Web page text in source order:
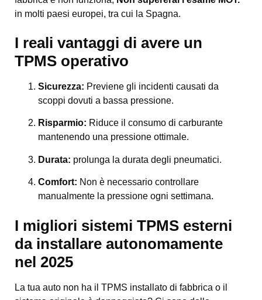
in molti paesi europei, tra cui la Spagna.
I reali vantaggi di avere un
TPMS operativo
Sicurezza: Previene gli incidenti causati da
scoppi dovuti a bassa pressione.
Risparmio: Riduce il consumo di carburante
mantenendo una pressione ottimale.
Durata: prolunga la durata degli pneumatici.
Comfort: Non è necessario controllare
manualmente la pressione ogni settimana.
I migliori sistemi TPMS esterni
da installare autonomamente
nel 2025
La tua auto non ha il TPMS installato di fabbrica o il